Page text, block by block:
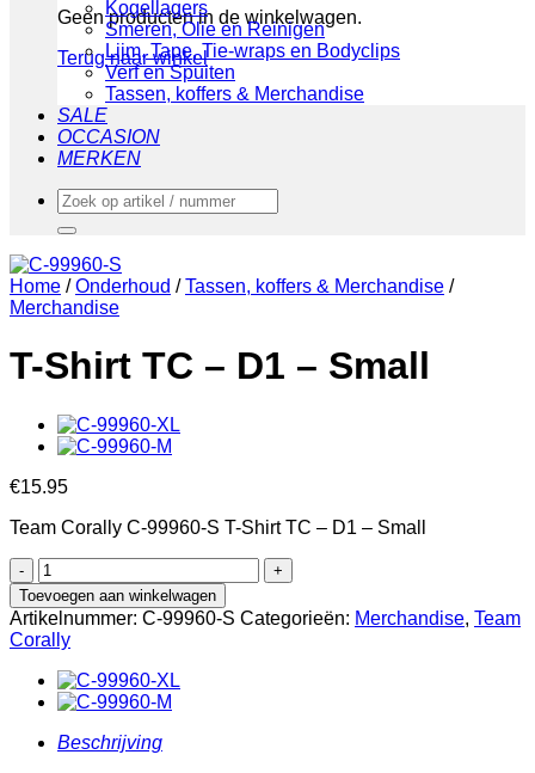
Geen producten in de winkelwagen.
Terug naar winkel
Kogellagers
Smeren, Olie en Reinigen
Lijm, Tape, Tie-wraps en Bodyclips
Verf en Spuiten
Tassen, koffers & Merchandise
SALE
OCCASION
MERKEN
Zoeken
naar:
Home / Onderhoud / Tassen, koffers & Merchandise /
Merchandise
T-Shirt TC – D1 – Small
€15.95
Team Corally C-99960-S T-Shirt TC – D1 – Small
T-
Shirt
TC
-
D1
-
Small
aantal
Toevoegen aan winkelwagen
Artikelnummer: C-99960-S Categorieën: Merchandise, Team
Corally
Beschrijving